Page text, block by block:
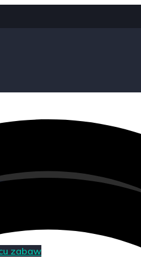
zabaw
zabaw